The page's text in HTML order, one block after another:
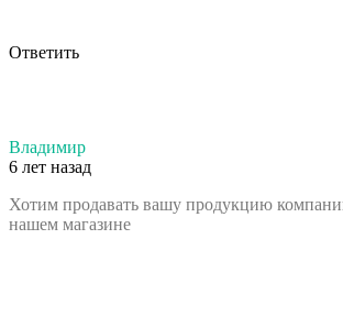
Ответить
Владимир
6 лет назад
Хотим продавать вашу продукцию
нашем магазине